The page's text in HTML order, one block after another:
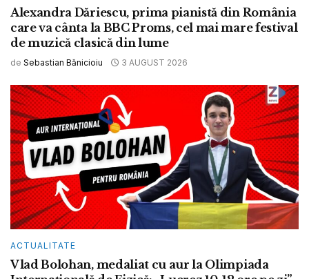
Alexandra Dăriescu, prima pianistă din România
care va cânta la BBC Proms, cel mai mare festival
de muzică clasică din lume
de Sebastian Bănicioiu 3 AUGUST 2026
ACTUALITATE
Vlad Bolohan, medaliat cu aur la Olimpiada